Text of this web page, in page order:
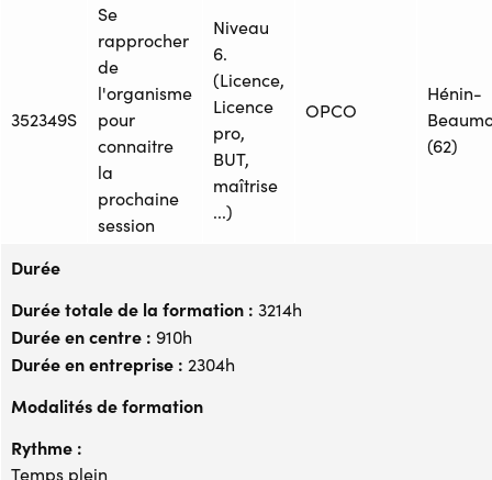
352349S
Se
rapprocher
de
l'organisme
pour
connaitre
la
prochaine
session
Niveau
6.
(Licence,
Licence
pro,
BUT,
maîtrise
...)
OPCO
Hénin-
(62)
Durée
Durée totale de la formation : 3214h
Durée en centre : 910h
Durée en entreprise : 2304h
Modalités de formation
Rythme :
Temps plein